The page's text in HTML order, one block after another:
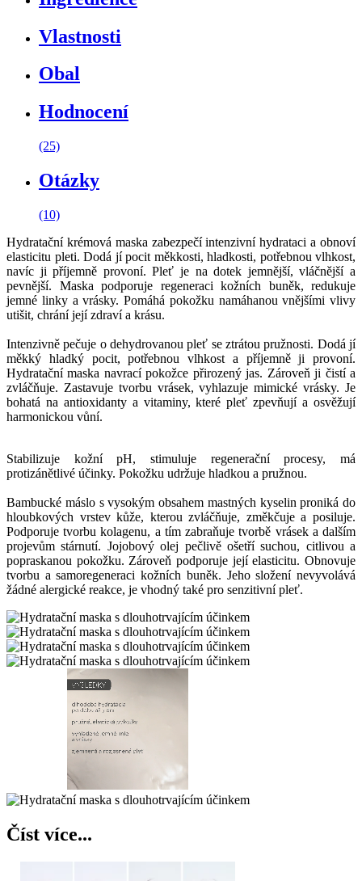
Vlastnosti
Obal
Hodnocení
(25)
Otázky
(10)
Hydratační krémová maska zabezpečí intenzivní hydrataci a obnoví
elasticitu pleti. Dodá jí pocit měkkosti, hladkosti, potřebnou vlhkost,
navíc ji příjemně provoní. Pleť je na dotek jemnější, vláčnější a
pevnější. Maska podporuje regeneraci kožních buněk, redukuje
jemné linky a vrásky. Pomáhá pokožku namáhanou vnějšími vlivy
utišit, chrání její zdraví a krásu.
Intenzivně pečuje o dehydrovanou pleť se ztrátou pružnosti. Dodá jí
měkký hladký pocit, potřebnou vlhkost a příjemně ji provoní.
Hydratační maska navrací pokožce přirozený jas. Zároveň ji čistí a
zvláčňuje. Zastavuje tvorbu vrásek, vyhlazuje mimické vrásky. Je
bohatá na antioxidanty a vitaminy, které pleť zpevňují a osvěžují
harmonickou vůní.
Stabilizuje kožní pH, stimuluje regenerační procesy, má
protizánětlivé účinky. Pokožku udržuje hladkou a pružnou.
Bambucké máslo s vysokým obsahem mastných kyselin proniká do
hloubkových vrstev kůže, kterou zvláčňuje, změkčuje a posiluje.
Podporuje tvorbu kolagenu, a tím zabraňuje tvorbě vrásek a dalším
projevům stárnutí. Jojobový olej pečlivě ošetří suchou, citlivou a
popraskanou pokožku. Zároveň podporuje její elasticitu. Obnovuje
tvorbu a samoregeneraci kožních buněk. Jeho složení nevyvolává
žádné alergické reakce, je vhodný také pro senzitivní pleť.
Číst více...